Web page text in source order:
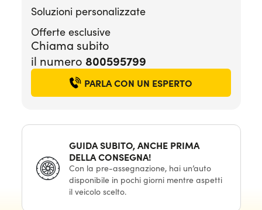
Soluzioni personalizzate
Offerte esclusive
Chiama subito
il numero 800595799
PARLA CON UN ESPERTO
GUIDA SUBITO, ANCHE PRIMA
DELLA CONSEGNA!
Con la pre-assegnazione, hai un’auto
disponibile in pochi giorni mentre aspetti
il veicolo scelto.